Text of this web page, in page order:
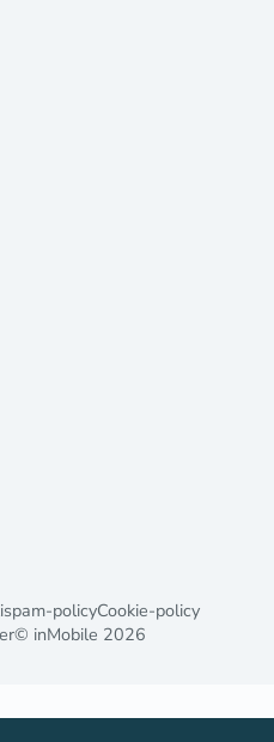
policyCookie-policy
© inMobile 2026